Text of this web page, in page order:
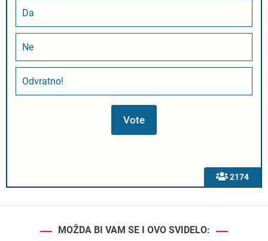
2174
Da
Ne
Odvratno!
MOŽDA BI VAM SE I OVO SVIDELO: